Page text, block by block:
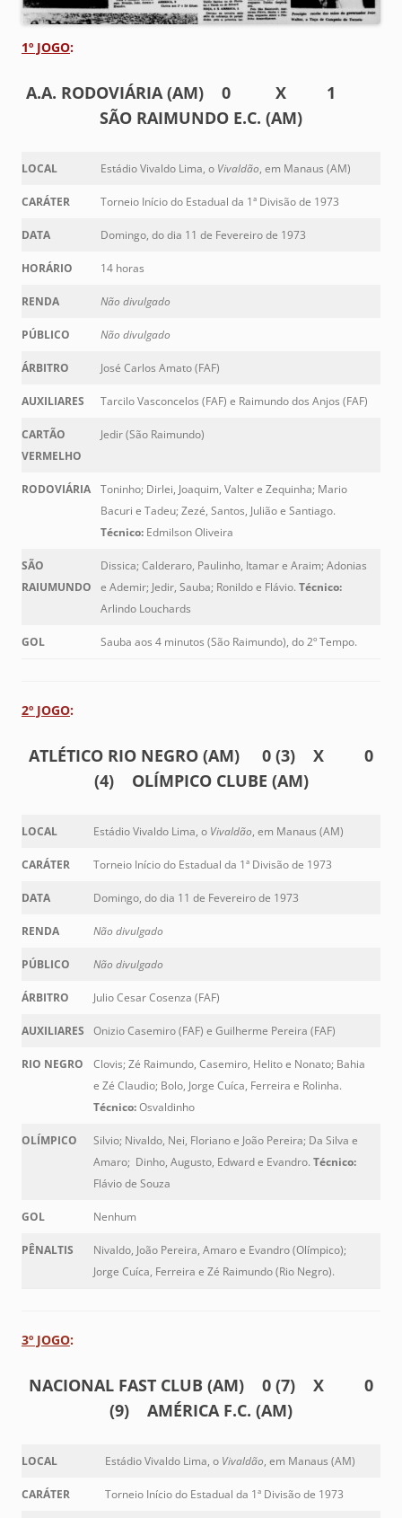
1º JOGO:
A.A. RODOVIÁRIA (AM) 0 X 1
SÃO RAIMUNDO E.C. (AM)
LOCAL Estádio Vivaldo Lima, o Vivaldão, em Manaus (AM)
CARÁTER Torneio Início do Estadual da 1ª Divisão de 1973
DATA Domingo, do dia 11 de Fevereiro de 1973
HORÁRIO 14 horas
RENDA Não divulgado
PÚBLICO Não divulgado
ÁRBITRO José Carlos Amato (FAF)
AUXILIARES Tarcilo Vasconcelos (FAF) e Raimundo dos Anjos (FAF)
CARTÃO
VERMELHO
Jedir (São Raimundo)
RODOVIÁRIA
Toninho; Dirlei, Joaquim, Valter e Zequinha; Mario
Bacuri e Tadeu; Zezé, Santos, Julião e Santiago.
Técnico: Edmilson Oliveira
SÃO
RAIUMUNDO
Dissica; Calderaro, Paulinho, Itamar e Araim; Adonias
e Ademir; Jedir, Sauba; Ronildo e Flávio. Técnico:
Arlindo Louchards
GOL Sauba aos 4 minutos (São Raimundo), do 2º Tempo.
2º JOGO:
ATLÉTICO RIO NEGRO (AM) 0 (3) X 0
(4) OLÍMPICO CLUBE (AM)
LOCAL Estádio Vivaldo Lima, o Vivaldão, em Manaus (AM)
CARÁTER Torneio Início do Estadual da 1ª Divisão de 1973
DATA Domingo, do dia 11 de Fevereiro de 1973
RENDA Não divulgado
PÚBLICO Não divulgado
ÁRBITRO Julio Cesar Cosenza (FAF)
AUXILIARES Onizio Casemiro (FAF) e Guilherme Pereira (FAF)
RIO NEGRO
Clovis; Zé Raimundo, Casemiro, Helito e Nonato; Bahia
e Zé Claudio; Bolo, Jorge Cuíca, Ferreira e Rolinha.
Técnico:Osvaldinho
OLÍMPICO
Silvio; Nivaldo, Nei, Floriano e João Pereira; Da Silva e
Amaro; Dinho, Augusto, Edward e Evandro. Técnico:
Flávio de Souza
GOL Nenhum
PÊNALTIS
Nivaldo, João Pereira, Amaro e Evandro (Olímpico);
Jorge Cuíca, Ferreira e Zé Raimundo (Rio Negro).
3º JOGO:
NACIONAL FAST CLUB (AM) 0 (7) X 0
(9) AMÉRICA F.C. (AM)
LOCAL Estádio Vivaldo Lima, o Vivaldão, em Manaus (AM)
CARÁTER Torneio Início do Estadual da 1ª Divisão de 1973